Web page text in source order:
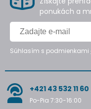
ponukách a
Súhlasím s podmienkami
+421 43 532 11 60
Po-Pia 7:30-16:00